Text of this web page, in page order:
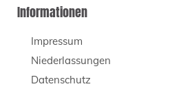
Informationen
Impressum
Niederlassungen
Datenschutz